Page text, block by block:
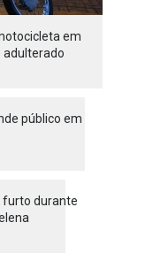
em
adulterado
público em
furto durante